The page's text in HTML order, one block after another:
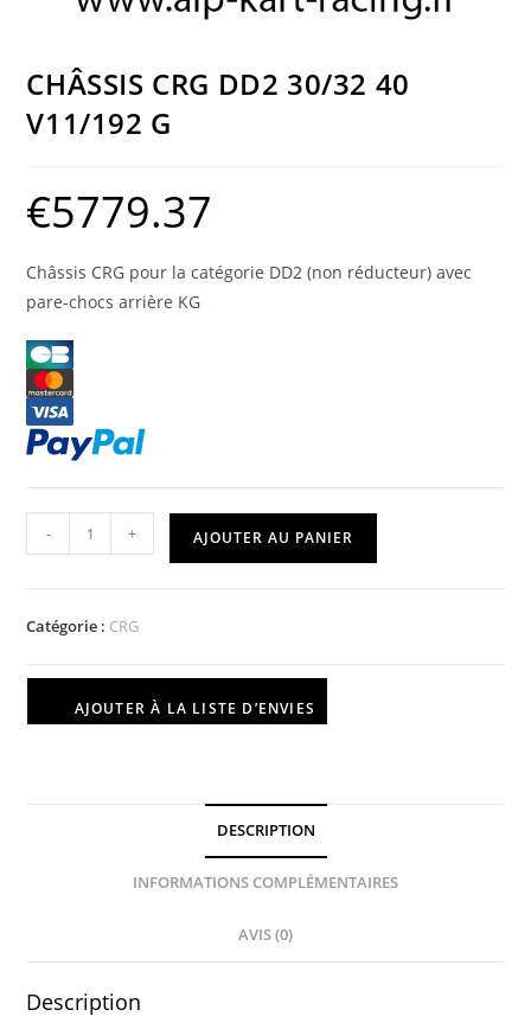
CHÂSSIS CRG DD2 30/32 40
V11/192 G
€5779.37
Châssis CRG pour la catégorie DD2 (non réducteur) avec
pare-chocs arrière KG
- + AJOUTER AU PANIER
Catégorie : CRG
AJOUTER À LA LISTE D’ENVIES
DESCRIPTION
INFORMATIONS COMPLÉMENTAIRES
AVIS (0)
Description